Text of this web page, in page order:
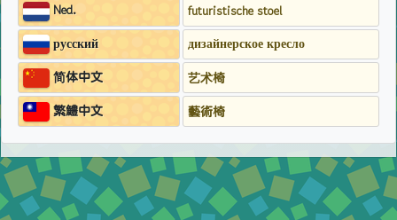
Ned.
futuristische stoel
русский дизайнерское кресло
简体中文
艺术椅
繁鱧中文
藝術椅